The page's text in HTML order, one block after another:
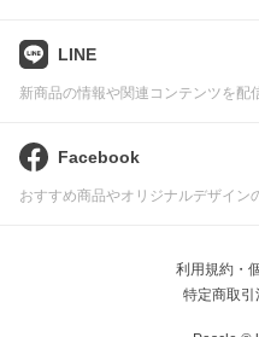
LINE
新商品の情報や関連コンテンツを配
Facebook
おすすめ商品やオリジナルデザイン
利用規約・
特定商取